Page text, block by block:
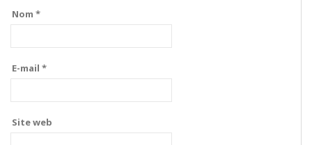
Nom *
E-mail *
Site web